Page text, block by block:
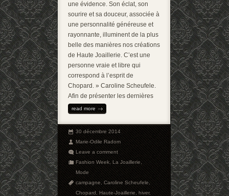
une évidence. Son éclat, son
sourire et sa douceur, associée à
une personnalité généreuse et
rayonnante, illuminent de la plus
belle des manières nos créations
de Haute Joaillerie. C’est une
personne vraie et libre qui
correspond à l’esprit de
Chopard. » Caroline Scheufele.
Afin de présenter les dernières
read more
30 décembre 2014
Marie-Odile Radom
Leave a comment
Fashion Week,La Joaillerie,
Mode
campagne,Caroline Scheufele,
Chopard,Haute-Joaillerie,hiver,